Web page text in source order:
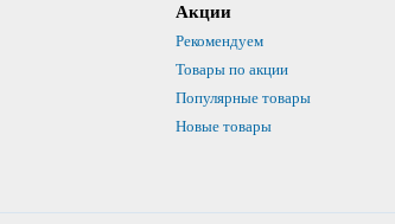
Акции
Рекомендуем
Товары по акции
Популярные товары
Новые товары